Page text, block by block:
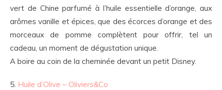
vert de Chine parfumé à l’huile essentielle d’orange, aux
arômes vanille et épices, que des écorces d’orange et des
morceaux de pomme complètent pour offrir, tel un
cadeau, un moment de dégustation unique.
A boire au coin de la cheminée devant un petit Disney.
5. Huile d’Olive – Oliviers&Co